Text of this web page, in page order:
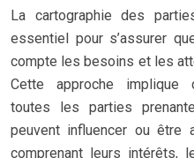
La cartographie des
essentiel pour s’assurer
compte les besoins et les
Cette approche implique
toutes les parties
peuvent influencer ou être
comprenant leurs intérêts,